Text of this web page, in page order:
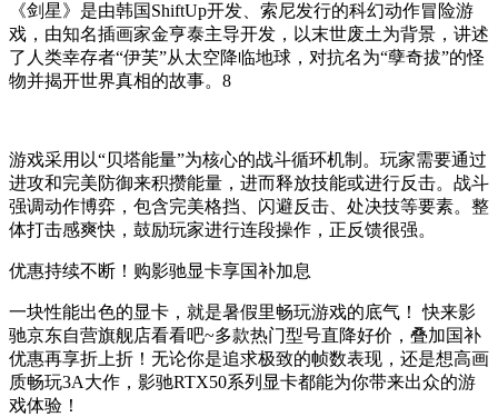
《剑星》是由韩国ShiftUp开发、索尼发行的科幻动作冒险游
戏，由知名插画家金亨泰主导开发，以末世废土为背景，讲述
了人类幸存者“伊芙”从太空降临地球，对抗名为“孽奇拔”的怪
物并揭开世界真相的故事。8
游戏采用以“贝塔能量”为核心的战斗循环机制。玩家需要通过
进攻和完美防御来积攒能量，进而释放技能或进行反击。战斗
强调动作博弈，包含完美格挡、闪避反击、处决技等要素。整
体打击感爽快，鼓励玩家进行连段操作，正反馈很强。
优惠持续不断！购影驰显卡享国补加息
一块性能出色的显卡，就是暑假里畅玩游戏的底气！ 快来影
驰京东自营旗舰店看看吧~多款热门型号直降好价，叠加国补
优惠再享折上折！无论你是追求极致的帧数表现，还是想高画
质畅玩3A大作，影驰RTX50系列显卡都能为你带来出众的游
戏体验！